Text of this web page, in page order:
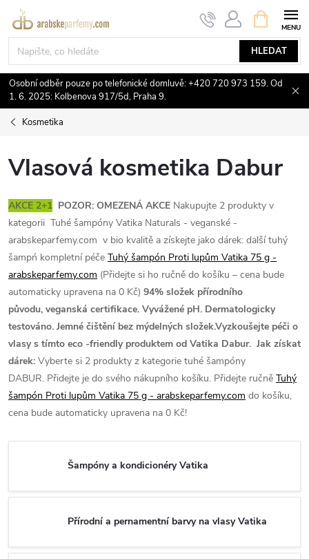
Přejít
obsah
HLEDAT
NÁKUPNÍ
KOŠÍK
Osobní odběr pouze po telefonické domluvě: +420 720 973 159. Od
1. 6. 2025: Kolbenova 917/5d, Praha 9.
Kosmetika
Vlasová kosmetika Dabur
AKCE 2+1 POZOR: OMEZENÁ AKCE Nakupujte 2 produkty v
kategorii Tuhé šampóny Vatika Naturals - veganské -
arabskeparfemy.com v bio kvalitě a získejte jako dárek: další tuhý
šampń kompletní péče Tuhý šampón Proti lupům Vatika 75 g -
arabskeparfemy.com (Přidejte si ho ručně do košíku – cena bude
automaticky upravena na 0 Kč) 94% složek přírodního
původu, veganská certifikace. Vyvážené pH. Dermatologicky
testováno. Jemné čištění bez mýdelných složek.Vyzkoušejte péči o
vlasy s tímto eco -friendly produktem od Vatika Dabur. Jak získat
dárek: Vyberte si 2 produkty z kategorie tuhé šampóny
DABUR. Přidejte je do svého nákupního košíku. Přidejte ručně Tuhý
šampón Proti lupům Vatika 75 g - arabskeparfemy.com do košíku,
cena bude automaticky upravena na 0 Kč!
Šampóny a kondicionéry Vatika
Přírodní a pernamentní barvy na vlasy Vatika